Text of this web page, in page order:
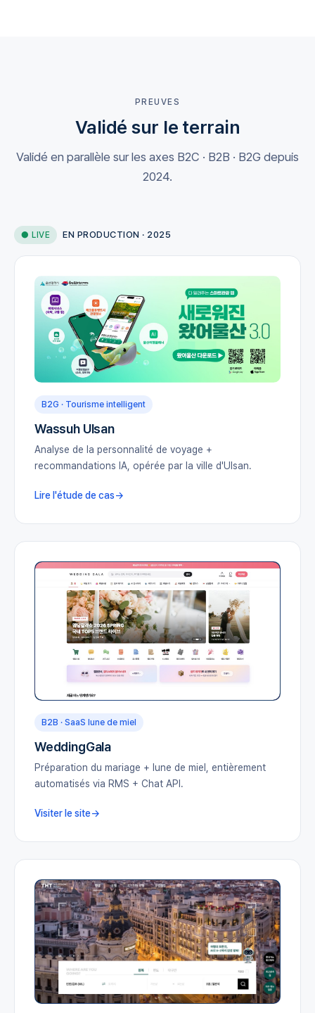
PREUVES
Validé sur le terrain
Validé en parallèle sur les axes B2C · B2B · B2G depuis
2024.
● LIVE EN PRODUCTION · 2025
B2G · Tourisme intelligent
Wassuh Ulsan
Analyse de la personnalité de voyage +
recommandations IA, opérée par la ville d'Ulsan.
Lire l'étude de cas
B2B · SaaS lune de miel
WeddingGala
Préparation du mariage + lune de miel, entièrement
automatisés via RMS + Chat API.
Visiter le site